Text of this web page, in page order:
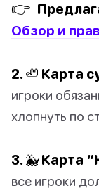
👉
Обзор и
2. 🦥 Карта
игроки
хлопнуть по
3. 🐳 Карта
все игроки